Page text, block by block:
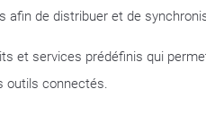
afin de distribuer et de
et services prédéfinis qui
outils connectés.